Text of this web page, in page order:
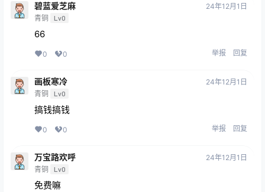
碧蓝爱芝麻
青铜 Lv0
24年12月1日
66
0 0 举报 回复
画板寒冷
青铜 Lv0
24年12月1日
搞钱搞钱
0 0 举报 回复
万宝路欢呼
青铜 Lv0
24年12月1日
免费嘛